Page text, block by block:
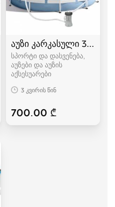
/ 0.99
აუზი კარკასული 3.05 /
სპორტი და დასვენება,
აუზები და აუზის
აქსესუარები
3 კვირის წინ
700.00 ₾